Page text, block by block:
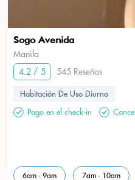
Sogo Avenida
Manila
4.2 / 5
545 Reseñas
Habitación De Uso Diurno
Pago en el check-in
6am - 9am 7am - 10am